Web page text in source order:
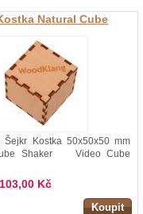
Natural Cube
Šejkr Kostka 50x50x50 mm
Shaker Video Cube
103,00 Kč
Koupit